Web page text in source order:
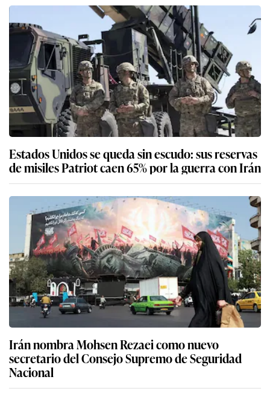
Estados Unidos se queda sin escudo: sus reservas
de misiles Patriot caen 65% por la guerra con Irán
Irán nombra Mohsen Rezaei como nuevo
secretario del Consejo Supremo de Seguridad
Nacional